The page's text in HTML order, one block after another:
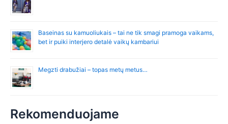
Baseinas su kamuoliukais – tai ne tik smagi pramoga vaikams,
bet ir puiki interjero detalė vaikų kambariui
Megzti drabužiai – topas metų metus…
Rekomenduojame